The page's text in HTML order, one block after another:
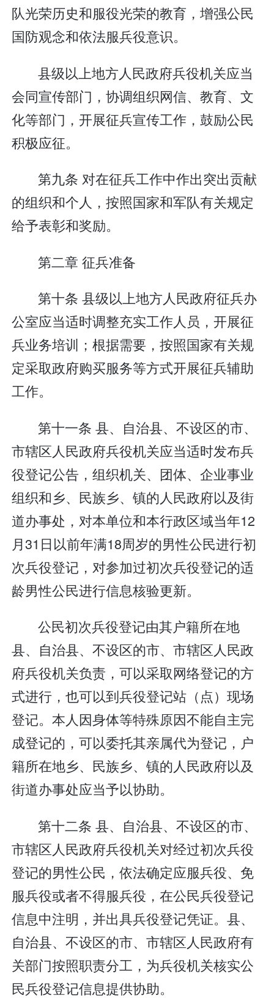
队光荣历史和服役光荣的教育，增强公民
国防观念和依法服兵役意识。
县级以上地方人民政府兵役机关应当
会同宣传部门，协调组织网信、教育、文
化等部门，开展征兵宣传工作，鼓励公民
积极应征。
第九条 对在征兵工作中作出突出贡献
的组织和个人，按照国家和军队有关规定
给予表彰和奖励。
第二章 征兵准备
第十条 县级以上地方人民政府征兵办
公室应当适时调整充实工作人员，开展征
兵业务培训；根据需要，按照国家有关规
定采取政府购买服务等方式开展征兵辅助
工作。
第十一条 县、自治县、不设区的市、
市辖区人民政府兵役机关应当适时发布兵
役登记公告，组织机关、团体、企业事业
组织和乡、民族乡、镇的人民政府以及街
道办事处，对本单位和本行政区域当年12
月31日以前年满18周岁的男性公民进行初
次兵役登记，对参加过初次兵役登记的适
龄男性公民进行信息核验更新。
公民初次兵役登记由其户籍所在地
县、自治县、不设区的市、市辖区人民政
府兵役机关负责，可以采取网络登记的方
式进行，也可以到兵役登记站（点）现场
登记。本人因身体等特殊原因不能自主完
成登记的，可以委托其亲属代为登记，户
籍所在地乡、民族乡、镇的人民政府以及
街道办事处应当予以协助。
第十二条 县、自治县、不设区的市、
市辖区人民政府兵役机关对经过初次兵役
登记的男性公民，依法确定应服兵役、免
服兵役或者不得服兵役，在公民兵役登记
信息中注明，并出具兵役登记凭证。县、
自治县、不设区的市、市辖区人民政府有
关部门按照职责分工，为兵役机关核实公
民兵役登记信息提供协助。